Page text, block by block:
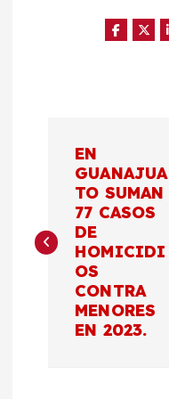
v
e
EN
GUANAJUA
TO SUMAN
77 CASOS
DE
HOMICIDI
OS
CONTRA
MENORES
EN 2023.